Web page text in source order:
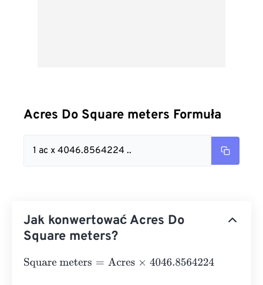
Acres Do Square meters Formuła
1 ac x 4046.8564224 ..
Jak konwertować Acres Do
Square meters?
Square meters= Acres×4046.8564224